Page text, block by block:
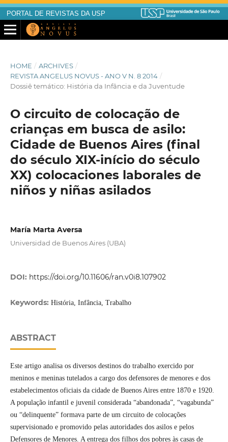
PORTAL DE REVISTAS DA USP
HOME / ARCHIVES /
REVISTA ANGELUS NOVUS - ANO V N. 8 2014 /
Dossiê temático: História da Infância e da Juventude
O circuito de colocação de
crianças em busca de asilo:
Cidade de Buenos Aires (final
do século XIX-início do século
XX) colocaciones laborales de
niños y niñas asilados
María Marta Aversa
Universidad de Buenos Aires (UBA)
DOI: https://doi.org/10.11606/ran.v0i8.107902
Keywords: História, Infância, Trabalho
ABSTRACT
Este artigo analisa os diversos destinos do trabalho exercido por
meninos e meninas tutelados a cargo dos defensores de menores e dos
estabelecimentos oficiais da cidade de Buenos Aires entre 1870 e 1920.
A população infantil e juvenil considerada “abandonada”, “vagabunda”
ou “delinquente” formava parte de um circuito de colocações
supervisionado e promovido pelas autoridades dos asilos e pelos
Defensores de Menores. A entrega dos filhos dos pobres às casas de